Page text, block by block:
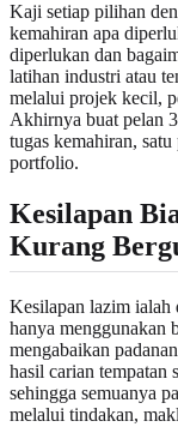
Kaji setiap pilihan
kemahiran apa
diperlukan dan
latihan industri atau
melalui projek kecil,
Akhirnya buat pelan
tugas kemahiran,
portfolio.
Kesilapan
Kurang
Kesilapan lazim ialah
hanya menggunakan
mengabaikan
hasil carian tempatan
sehingga semuanya
melalui tindakan,